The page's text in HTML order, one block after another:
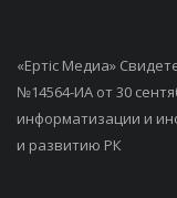
«Ертiс Медиа»
№14564-ИА от 30
информатизации и
и развитию РК